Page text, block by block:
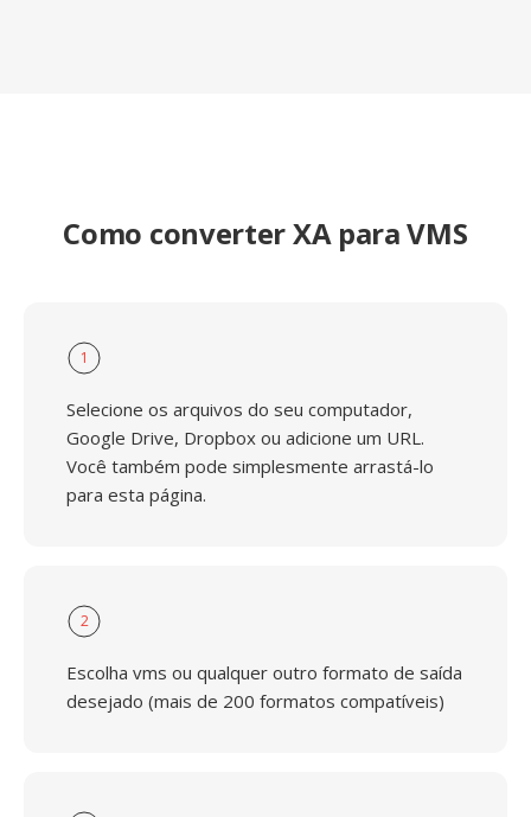
Como converter XA para VMS
1
Selecione os arquivos do seu computador,
Google Drive, Dropbox ou adicione um URL.
Você também pode simplesmente arrastá-lo
para esta página.
2
Escolha vms ou qualquer outro formato de saída
desejado (mais de 200 formatos compatíveis)